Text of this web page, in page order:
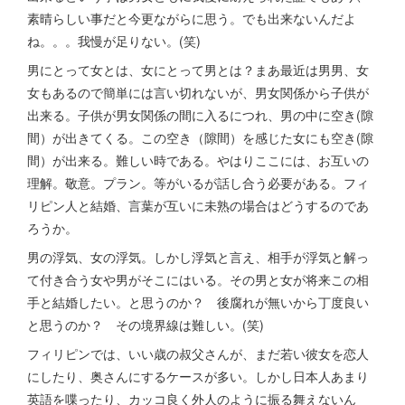
素晴らしい事だと今更ながらに思う。でも出来ないんだよ
ね。。。我慢が足りない。(笑)
男にとって女とは、女にとって男とは？まあ最近は男男、女
女もあるので簡単には言い切れないが、男女関係から子供が
出来る。子供が男女関係の間に入るにつれ、男の中に空き(隙
間）が出きてくる。この空き（隙間）を感じた女にも空き(隙
間）が出来る。難しい時である。やはりここには、お互いの
理解。敬意。プラン。等がいるが話し合う必要がある。フィ
リピン人と結婚、言葉が互いに未熟の場合はどうするのであ
ろうか。
男の浮気、女の浮気。しかし浮気と言え、相手が浮気と解っ
て付き合う女や男がそこにはいる。その男と女が将来この相
手と結婚したい。と思うのか？ 後腐れが無いから丁度良い
と思うのか？ その境界線は難しい。(笑)
フィリピンでは、いい歳の叔父さんが、まだ若い彼女を恋人
にしたり、奥さんにするケースが多い。しかし日本人あまり
英語を喋ったり、カッコ良く外人のように振る舞えないん